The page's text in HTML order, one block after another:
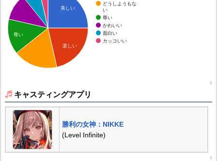
どうしようもな
い
尊い
かわいい
面白い
カッコいい
美しい
楽しい
尊い
↑
キャスティングアプリ
勝利の女神：NIKKE
(Level Infinite)
↑